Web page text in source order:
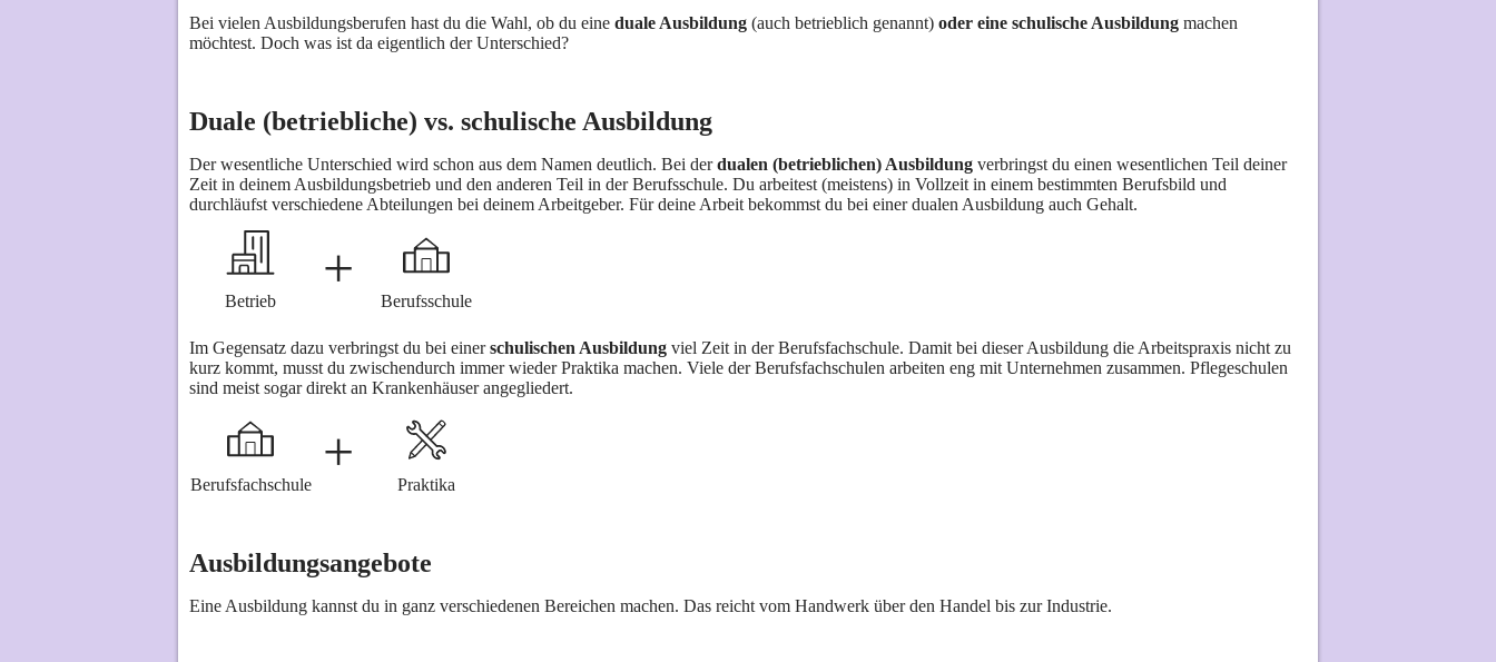
Blog
Bei vielen Ausbildungsberufen hast du die Wahl, ob du eine duale Ausbildung (auch betrieblich genannt) oder eine schulische Ausbildung machen
möchtest. Doch was ist da eigentlich der Unterschied?
Duale (betriebliche) vs. schulische Ausbildung
Der wesentliche Unterschied wird schon aus dem Namen deutlich. Bei derdualen (betrieblichen) Ausbildung verbringst du einen wesentlichen Teil deiner
Zeit in deinem Ausbildungsbetrieb und den anderen Teil in der Berufsschule. Du arbeitest (meistens) in Vollzeit in einem bestimmten Berufsbild und
durchläufst verschiedene Abteilungen bei deinem Arbeitgeber. Für deine Arbeit bekommst du bei einer dualen Ausbildung auch Gehalt.
Betrieb
+
Berufsschule
Im Gegensatz dazu verbringst du bei einerschulischen Ausbildung viel Zeit in der Berufsfachschule. Damit bei dieser Ausbildung die Arbeitspraxis nicht zu
kurz kommt, musst du zwischendurch immer wieder Praktika machen. Viele der Berufsfachschulen arbeiten eng mit Unternehmen zusammen. Pflegeschulen
sind meist sogar direkt an Krankenhäuser angegliedert.
Berufsfachschule
+
Praktika
Ausbildungsangebote
Eine Ausbildung kannst du in ganz verschiedenen Bereichen machen. Das reicht vom Handwerk über den Handel bis zur Industrie.